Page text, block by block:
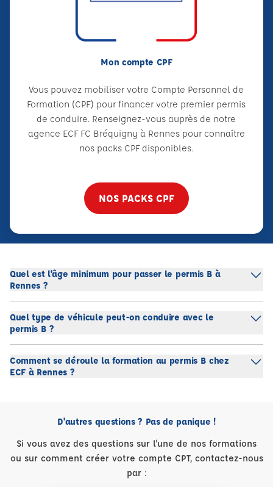
Mon compte CPF
Vous pouvez mobiliser votre Compte Personnel de
Formation (CPF) pour financer votre premier permis
de conduire. Renseignez-vous auprès de notre
agence ECF FC Bréquigny à Rennes pour connaître
nos packs CPF disponibles.
NOS PACKS CPF
Quel est l'âge minimum pour passer le permis B à
Rennes ?
Quel type de véhicule peut-on conduire avec le
permis B ?
Comment se déroule la formation au permis B chez
ECF à Rennes ?
D'autres questions ? Pas de panique !
Si vous avez des questions sur l'une de nos formations
ou sur comment créer votre compte CPT, contactez-nous
par :